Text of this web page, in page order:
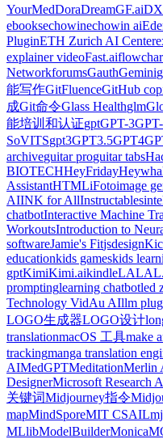
YourMedDoraDreamGF.ai
ebooksechowinechowin ai
PluginETH Zurich AI Center
explainer videoFast.ai
NetworkforumsGauth‎Gemini
能写作GitFluenceGitHub
成Git命令Glass Healthglm
能培训和认证gptGPT-3
SoVITSgpt3GPT3.5GPT4
archiveguitar proguitar tabs
BIOTECHHeyFriday
AssistantHTMLiFotoimage
AIINK for AllInstructables
chatbotInteractive Machine
WorkoutsIntroduction to
softwareJamie's Fitjsdesign
educationkids gameskids
gptKimiKimi.aikindle
promptinglearning chatbotled
Technology VidAu AIllm
LOGO生成器LOGO设计
translationmacOS 工具make
trackingmanga translation
AIMedGPTMeditationMerlin
DesignerMicrosoft Research
关键词Midjourney指令
mapMindSporeMIT CSAIL
MLlibModelBuilderMonica